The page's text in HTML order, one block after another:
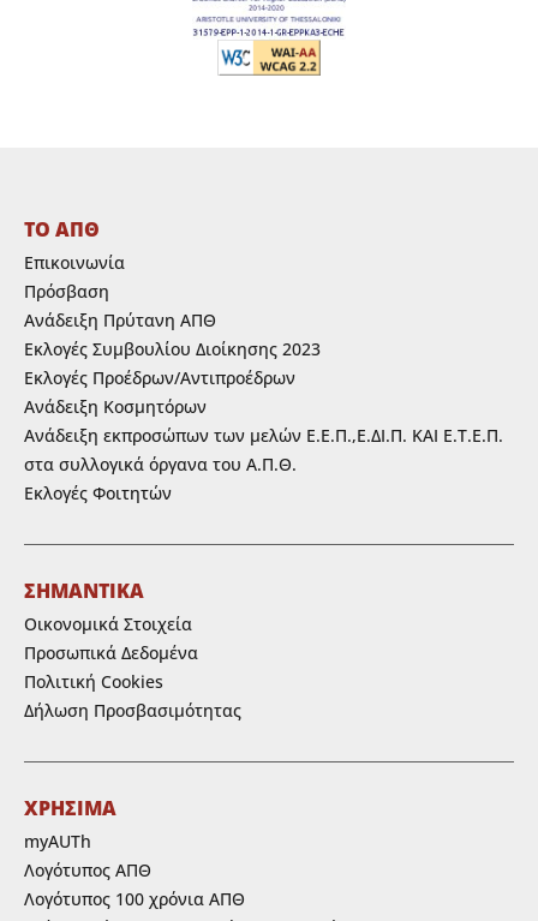
ΤΟ ΑΠΘ
Επικοινωνία
Πρόσβαση
Ανάδειξη Πρύτανη ΑΠΘ
Εκλογές Συμβουλίου Διοίκησης 2023
Εκλογές Προέδρων/Αντιπροέδρων
Ανάδειξη Κοσμητόρων
Ανάδειξη εκπροσώπων των μελών Ε.Ε.Π.,Ε.ΔΙ.Π. ΚΑΙ Ε.Τ.Ε.Π.
στα συλλογικά όργανα του Α.Π.Θ.
Εκλογές Φοιτητών
ΣΗΜΑΝΤΙΚΑ
Οικονομικά Στοιχεία
Προσωπικά Δεδομένα
Πολιτική Cookies
Δήλωση Προσβασιμότητας
ΧΡΗΣΙΜΑ
myAUTh
Λογότυπος ΑΠΘ
Λογότυπος 100 χρόνια ΑΠΘ